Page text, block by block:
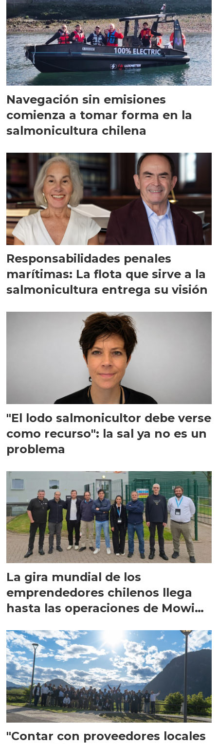
Navegación sin emisiones
comienza a tomar forma en la
salmonicultura chilena
Responsabilidades penales
marítimas: La flota que sirve a la
salmonicultura entrega su visión
"El lodo salmonicultor debe verse
como recurso": la sal ya no es un
problema
La gira mundial de los
emprendedores chilenos llega
hasta las operaciones de Mowi
"Contar con proveedores locales